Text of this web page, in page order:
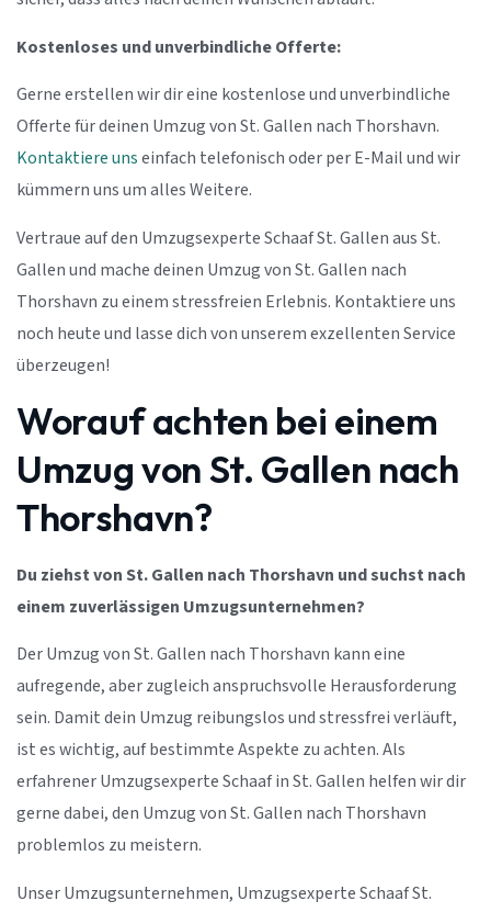
Kostenloses und unverbindliche Offerte:
Gerne erstellen wir dir eine kostenlose und unverbindliche
Offerte für deinen Umzug von St. Gallen nach Thorshavn.
Kontaktiere unseinfach telefonisch oder per E-Mail und wir
kümmern uns um alles Weitere.
Vertraue auf den Umzugsexperte Schaaf St. Gallen aus St.
Gallen und mache deinen Umzug von St. Gallen nach
Thorshavn zu einem stressfreien Erlebnis. Kontaktiere uns
noch heute und lasse dich von unserem exzellenten Service
überzeugen!
Worauf achten bei einem
Umzug von St. Gallen nach
Thorshavn?
Du ziehst von St. Gallen nach Thorshavn und suchst nach
einem zuverlässigen Umzugsunternehmen?
Der Umzug von St. Gallen nach Thorshavn kann eine
aufregende, aber zugleich anspruchsvolle Herausforderung
sein. Damit dein Umzug reibungslos und stressfrei verläuft,
ist es wichtig, auf bestimmte Aspekte zu achten. Als
erfahrener Umzugsexperte Schaaf in St. Gallen helfen wir dir
gerne dabei, den Umzug von St. Gallen nach Thorshavn
problemlos zu meistern.
Unser Umzugsunternehmen, Umzugsexperte Schaaf St.